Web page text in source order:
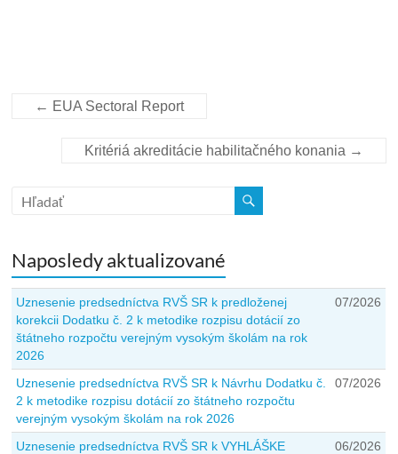
← EUA Sectoral Report
Kritériá akreditácie habilitačného konania →
Naposledy aktualizované
Uznesenie predsedníctva RVŠ SR k predloženej
korekcii Dodatku č. 2 k metodike rozpisu dotácií zo
štátneho rozpočtu verejným vysokým školám na rok
2026
07/2026
Uznesenie predsedníctva RVŠ SR k Návrhu Dodatku č.
2 k metodike rozpisu dotácií zo štátneho rozpočtu
verejným vysokým školám na rok 2026
07/2026
Uznesenie predsedníctva RVŠ SR k VYHLÁŠKE
06/2026